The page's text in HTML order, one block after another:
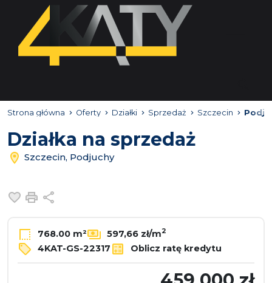
Strona główna Oferty Działki Sprzedaż Szczecin
Działka na sprzedaż
Szczecin, Podjuchy
Dodaj do ulubionych
Drukuj
768.00 m² 597,66 zł/m2
4KAT-GS-22317 Oblicz ratę kredytu